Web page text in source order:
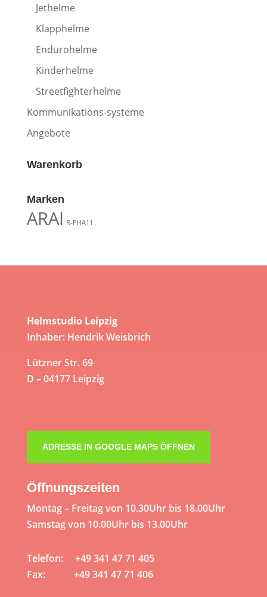
Jethelme
Klapphelme
Endurohelme
Kinderhelme
Streetfighterhelme
Kommunikations-systeme
Angebote
Warenkorb
Marken
ARAI R-PHA11
Helmstudio Leipzig
Inhaber: Hendrik Weisbrich
Lützner Str. 69
D – 04177 Leipzig
ADRESSE IN GOOGLE MAPS ÖFFNEN
Öffnungszeiten
Montag – Freitag von 10.30Uhr bis 18.00Uhr
Samstag von 10.00Uhr bis 13.00Uhr
Telefon: +49 341 47 71 405
Fax: +49 341 47 71 406